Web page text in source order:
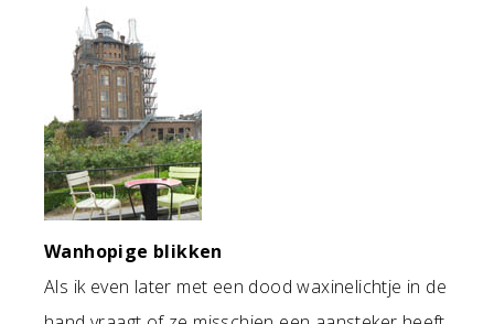
Wanhopige blikken
Als ik even later met een dood waxinelichtje in de